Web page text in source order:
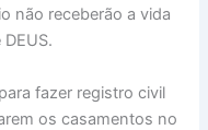
não receberão a vida
fazer registro civil
os casamentos no